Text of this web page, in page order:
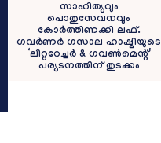
സാഹിത്യവും
പൊതുസേവനവും
കോർത്തിണക്കി ലഫ്.
ഗവർണർ ഗസാല ഹാഷ്മിയുടെ
‘ലിറ്ററേച്ചർ & ഗവൺമെന്റ്’
പര്യടനത്തിന് തുടക്കം